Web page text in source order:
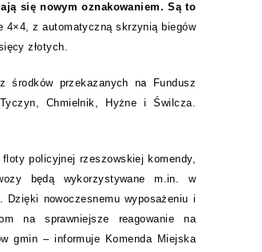
się nowym oznakowaniem. Są to
4×4, z automatyczną skrzynią biegów
złotych.
środków przekazanych na Fundusz
Chmielnik, Hyżne i Świlcza.
policyjnej rzeszowskiej komendy,
będą wykorzystywane m.in. w
nowoczesnemu wyposażeniu i
na sprawniejsze reagowanie na
gmin – informuje Komenda Miejska